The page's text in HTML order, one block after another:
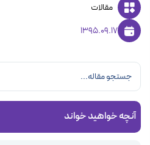
مقالات
1395.09.17
آنچه خواهید خواند